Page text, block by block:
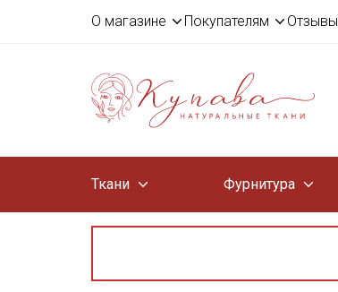
О магазине Покупателям Отзывы
Ткани Фурнитура